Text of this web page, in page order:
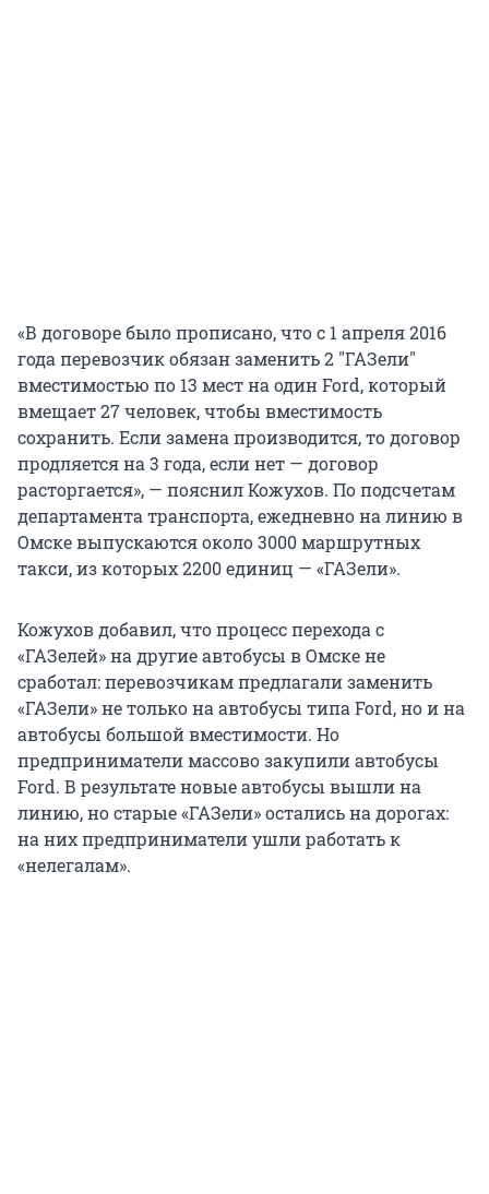
«В договоре было прописано, что с 1 апреля 2016
года перевозчик обязан заменить 2 "ГАЗели"
вместимостью по 13 мест на один Ford, который
вмещает 27 человек, чтобы вместимость
сохранить. Если замена производится, то договор
продляется на 3 года, если нет — договор
расторгается», — пояснил Кожухов. По подсчетам
департамента транспорта, ежедневно на линию в
Омске выпускаются около 3000 маршрутных
такси, из которых 2200 единиц — «ГАЗели».
Кожухов добавил, что процесс перехода с
«ГАЗелей» на другие автобусы в Омске не
сработал: перевозчикам предлагали заменить
«ГАЗели» не только на автобусы типа Ford, но и на
автобусы большой вместимости. Но
предприниматели массово закупили автобусы
Ford. В результате новые автобусы вышли на
линию, но старые «ГАЗели» остались на дорогах:
на них предприниматели ушли работать к
«нелегалам».